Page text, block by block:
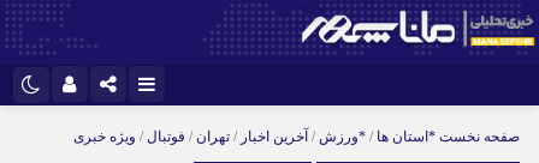
اینستاگرام
تلگرام
صفحه نخست *استان ها / *ورزش/ آخرین اخبار / تهران/ فوتبال/ ویژه خبری